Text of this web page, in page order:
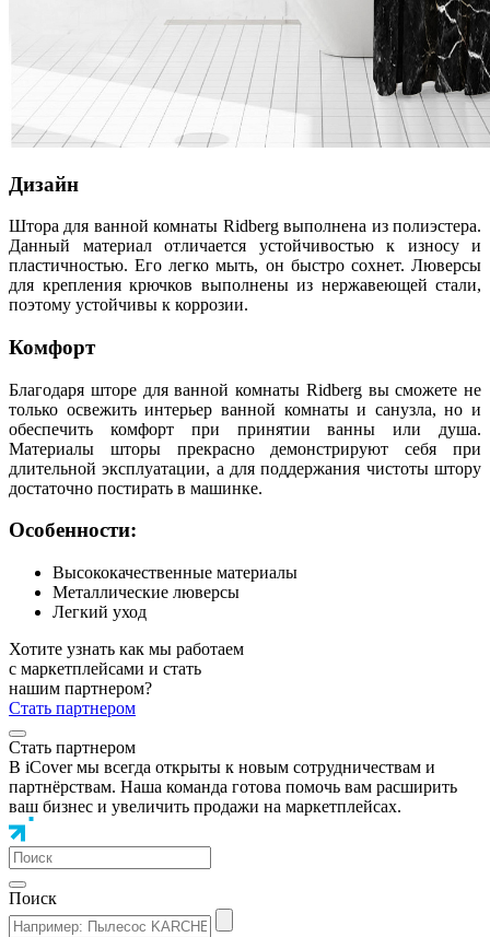
Дизайн
Штора для ванной комнаты Ridberg выполнена из полиэстера.
Данный материал отличается устойчивостью к износу и
пластичностью. Его легко мыть, он быстро сохнет. Люверсы
для крепления крючков выполнены из нержавеющей стали,
поэтому устойчивы к коррозии.
Комфорт
Благодаря шторе для ванной комнаты Ridberg вы сможете не
только освежить интерьер ванной комнаты и санузла, но и
обеспечить комфорт при принятии ванны или душа.
Материалы шторы прекрасно демонстрируют себя при
длительной эксплуатации, а для поддержания чистоты штору
достаточно постирать в машинке.
Особенности:
Высококачественные материалы
Металлические люверсы
Легкий уход
Хотите узнать как мы работаем
с маркетплейсами и стать
нашим партнером?
Стать партнером
Стать партнером
В iCover мы всегда открыты к новым сотрудничествам и
партнёрствам. Наша команда готова помочь вам расширить
ваш бизнес и увеличить продажи на маркетплейсах.
Поиск